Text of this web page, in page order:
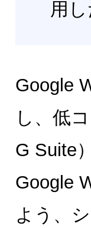
用
Google
し、低
G Suite
Google
よう、